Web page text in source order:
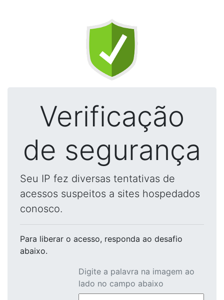
Verificação
de segurança
Seu IP fez diversas tentativas de
acessos suspeitos a sites hospedados
conosco.
Para liberar o acesso, responda ao desafio
abaixo.
Digite a palavra na imagem ao
lado no campo abaixo